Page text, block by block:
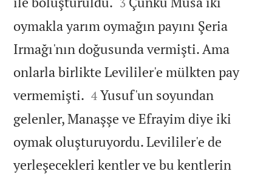
oymakla yarım oymağın payını Şeria
Irmağı'nın doğusunda vermişti. Ama
onlarla birlikte Levililer'e mülkten pay
vermemişti. 

4 Yusuf'un soyundan
gelenler, Manaşşe ve Efrayim diye iki
oymak oluşturuyordu. Levililer'e de
yerleşecekleri kentler ve bu kentlerin